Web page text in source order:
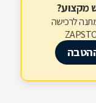
מקצוע?
לרכישה